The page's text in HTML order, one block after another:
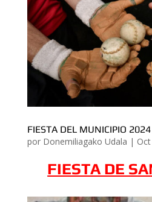
FIESTA DEL MUNICIPIO 2024
por Donemiliagako Udala |
FIESTA DE